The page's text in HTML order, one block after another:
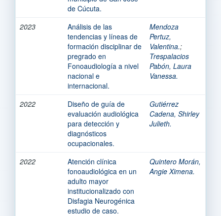
de Cúcuta.
2023
Análisis de las
tendencias y líneas de
formación disciplinar de
pregrado en
Fonoaudiología a nivel
nacional e
internacional.
Mendoza
Pertuz,
Valentina.;
Trespalacios
Pabón, Laura
Vanessa.
2022
Diseño de guía de
evaluación audiológica
para detección y
diagnósticos
ocupacionales.
Gutiérrez
Cadena, Shirley
Julieth.
2022
Atención clínica
fonoaudiológica en un
adulto mayor
institucionalizado con
Disfagia Neurogénica
estudio de caso.
Quintero Morán,
Angie Ximena.